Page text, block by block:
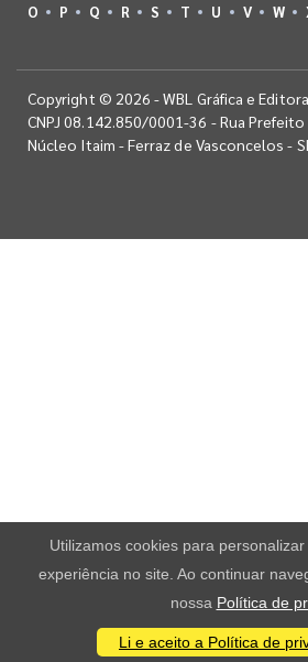
O
P Q R S T U V W
Copyright © 2026 - WBL Gráfica e
CNPJ 08.142.850/0001-36 - Rua
Núcleo Itaim - Ferraz de Vasconcelos -
Utilizamos cookies para
experiência no site. Ao continuar
nossa Política de
Li e aceito a Política de